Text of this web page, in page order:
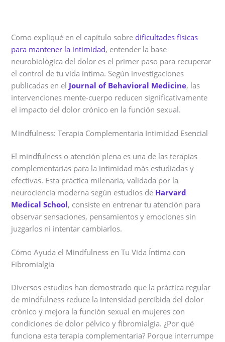
Como expliqué en el capítulo sobre dificultades físicas
para mantener la intimidad, entender la base
neurobiológica del dolor es el primer paso para recuperar
el control de tu vida íntima. Según investigaciones
publicadas en el Journal of Behavioral Medicine, las
intervenciones mente-cuerpo reducen significativamente
el impacto del dolor crónico en la función sexual.
Mindfulness: Terapia Complementaria Intimidad Esencial
El mindfulness o atención plena es una de las terapias
complementarias para la intimidad más estudiadas y
efectivas. Esta práctica milenaria, validada por la
neurociencia moderna según estudios de Harvard
Medical School, consiste en entrenar tu atención para
observar sensaciones, pensamientos y emociones sin
juzgarlos ni intentar cambiarlos.
Cómo Ayuda el Mindfulness en Tu Vida Íntima con
Fibromialgia
Diversos estudios han demostrado que la práctica regular
de mindfulness reduce la intensidad percibida del dolor
crónico y mejora la función sexual en mujeres con
condiciones de dolor pélvico y fibromialgia. ¿Por qué
funciona esta terapia complementaria? Porque interrumpe